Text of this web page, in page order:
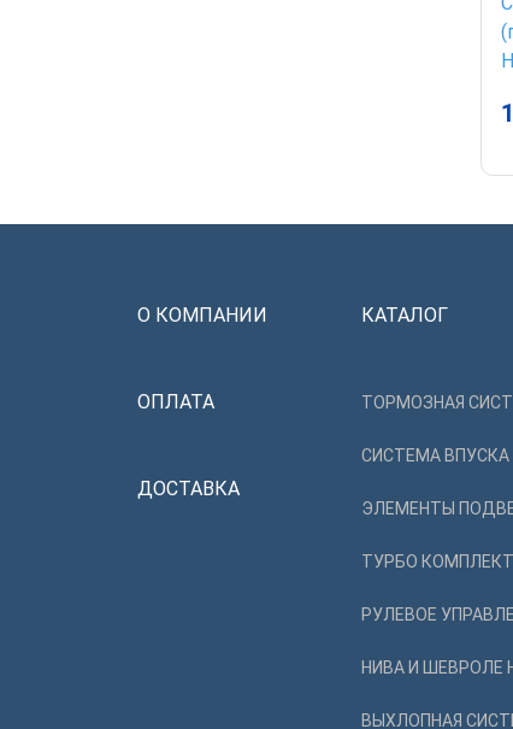
О КОМПАНИИ
ОПЛАТА
ДОСТАВКА
КАТАЛОГ
ТОРМОЗНАЯ
СИСТЕМА ВПУСКА
ЭЛЕМЕНТЫ
ТУРБО
РУЛЕВОЕ
НИВА И ШЕВРОЛЕ
ВЫХЛОПНАЯ